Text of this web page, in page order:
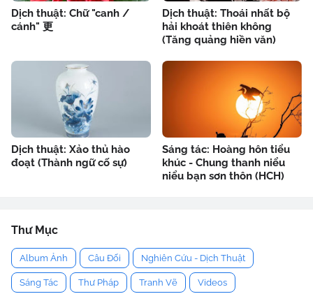
Dịch thuật: Chữ "canh /
cánh" 更
Dịch thuật: Thoái nhất bộ
hải khoát thiên không
(Tăng quảng hiền văn)
Dịch thuật: Xảo thủ hào
đoạt (Thành ngữ cố sự)
Sáng tác: Hoàng hôn tiểu
khúc - Chung thanh niểu
niểu bạn sơn thôn (HCH)
Thư Mục
Album Ảnh Câu Đối Nghiên Cứu - Dịch Thuật
Sáng Tác Thư Pháp Tranh Vẽ Videos